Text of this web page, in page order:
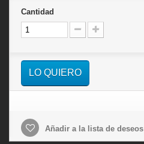
Cantidad
LO QUIERO
Añadir a la lista de deseos